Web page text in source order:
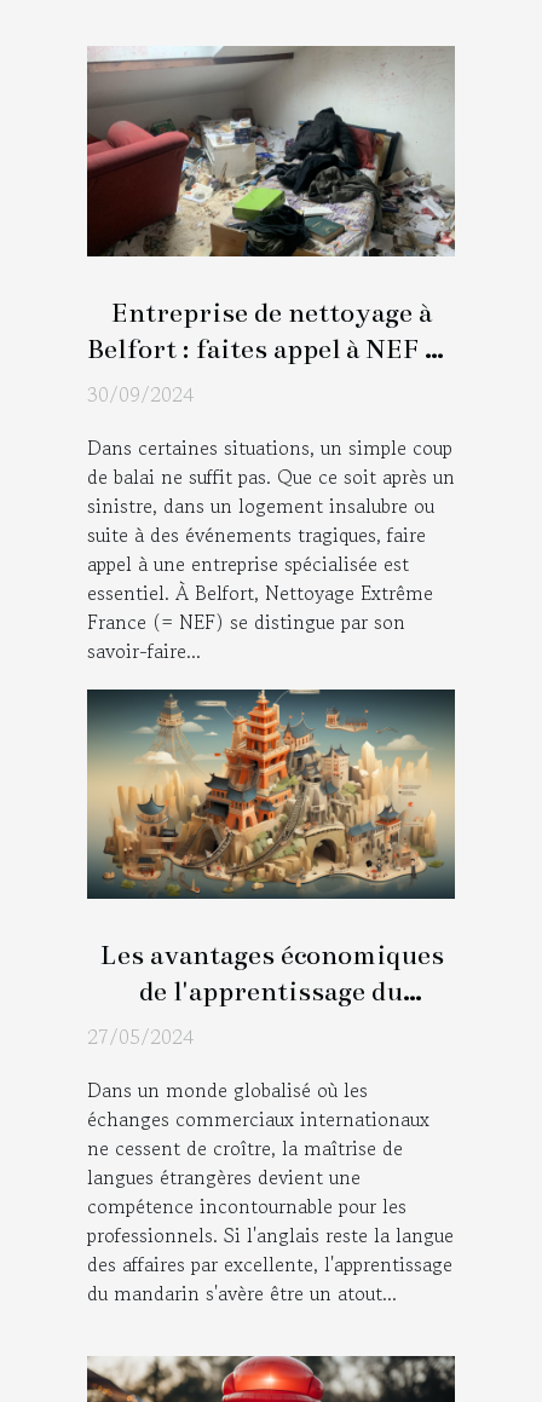
Entreprise de nettoyage à
Belfort : faites appel à NEF en
cas de situation extrême !
30/09/2024
Dans certaines situations, un simple coup
de balai ne suffit pas. Que ce soit après un
sinistre, dans un logement insalubre ou
suite à des événements tragiques, faire
appel à une entreprise spécialisée est
essentiel. À Belfort, Nettoyage Extrême
France (= NEF) se distingue par son
savoir-faire...
Les avantages économiques
de l'apprentissage du
mandarin pour les
27/05/2024
Dans un monde globalisé où les
échanges commerciaux internationaux
ne cessent de croître, la maîtrise de
langues étrangères devient une
compétence incontournable pour les
professionnels. Si l'anglais reste la langue
des affaires par excellente, l'apprentissage
du mandarin s'avère être un atout...